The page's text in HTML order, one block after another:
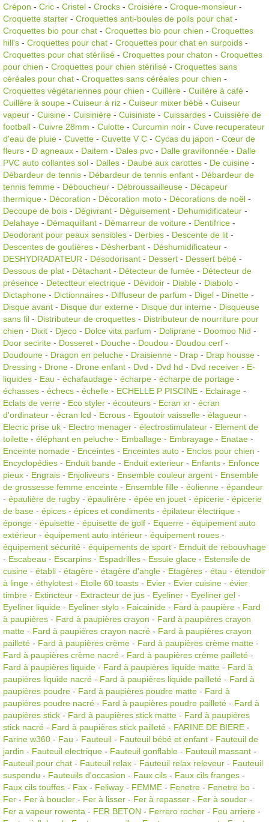
Crépon - Cric - Cristel - Crocks - Croisière - Croque-monsieur -
Croquette starter - Croquettes anti-boules de poils pour chat -
Croquettes bio pour chat - Croquettes bio pour chien - Croquettes
hill's - Croquettes pour chat - Croquettes pour chat en surpoids -
Croquettes pour chat stérilisé - Croquettes pour chaton - Croquettes
pour chien - Croquettes pour chien stérilisé - Croquettes sans
céréales pour chat - Croquettes sans céréales pour chien -
Croquettes végétariennes pour chien - Cuillère - Cuillère à café -
Cuillère à soupe - Cuiseur à riz - Cuiseur mixer bébé - Cuiseur
vapeur - Cuisine - Cuisinière - Cuisiniste - Cuissardes - Cuissière de
football - Cuivre 28mm - Culotte - Curcumin noir - Cuve recuperateur
d'eau de pluie - Cuvette - Cuvette V C - Cycas du japon - Cœur de
fleurs - D agneaux - Daitem - Dales pvc - Dalle gravillonnée - Dalle
PVC auto collantes sol - Dalles - Daube aux carottes - De cuisine -
Débardeur de tennis - Débardeur de tennis enfant - Débardeur de
tennis femme - Déboucheur - Débroussailleuse - Décapeur
thermique - Décoration - Décoration moto - Décorations de noël -
Decoupe de bois - Dégivrant - Déguisement - Dehumidificateur -
Delahaye - Démaquillant - Démarreur de voiture - Dentifrice -
Deodorant pour peaux sensibles - Derbies - Descente de lit -
Descentes de goutières - Désherbant - Déshumidificateur -
DESHYDRADATEUR - Désodorisant - Dessert - Dessert bébé -
Dessous de plat - Détachant - Détecteur de fumée - Détecteur de
présence - Detectteur electrique - Dévidoir - Diable - Diabolo -
Dictaphone - Dictionnaires - Diffuseur de parfum - Digel - Dinette -
Disque avant - Disque dur externe - Disque dur interne - Disqueuse
sans fil - Distributeur de croquettes - Distributeur de nourriture pour
chien - Dixit - Djeco - Dolce vita parfum - Doliprane - Doomoo Nid -
Door secirite - Dosseret - Douche - Doudou - Doudou cerf -
Doudoune - Dragon en peluche - Draisienne - Drap - Drap housse -
Dressing - Drone - Drone enfant - Dvd - Dvd hd - Dvd receiver - E-
liquides - Eau - échafaudage - écharpe - écharpe de portage -
échasses - échecs - échelle - ECHELLE P PISCINE - Eclairage -
Eclats de verre - Eco styler - écouteurs - Ecran xr - écran
d'ordinateur - écran lcd - Ecrous - Egoutoir vaisselle - élagueur -
Elecric prise uk - Electro menager - électrostimulateur - Element de
toilette - éléphant en peluche - Emballage - Embrayage - Enatae -
Enceinte nomade - Enceintes - Enceintes auto - Enclos pour chien -
Encyclopédies - Enduit bande - Enduit exterieur - Enfants - Enfonce
pieux - Engrais - Enjoliveurs - Ensemble couleur argent - Ensemble
de grossesse femme enceinte - Ensemble fille - éolienne - épandeur
- épaulière de rugby - épaulirère - épée en jouet - épicerie - épicerie
de base - épices - épices et condiments - épilateur électrique -
éponge - épuisette - épuisette de golf - Equerre - équipement auto
extérieur - équipement auto intérieur - équipement roues -
équipement sécurité - équipements de sport - Ernduit de rebouvhage
- Escabeau - Escarpins - Espadrilles - Essuie glace - Estensile de
cusine - établi - étagère - étagère d'angle - Etagères - étau - étendoir
à linge - éthylotest - Etoile 60 toasts - Evier - Evier cuisine - évier
timbre - Extincteur - Extracteur de jus - Eyeliner - Eyeliner gel -
Eyeliner liquide - Eyeliner stylo - Faicainide - Fard à paupière - Fard
à paupières - Fard à paupières crayon - Fard à paupières crayon
matte - Fard à paupières crayon nacré - Fard à paupières crayon
pailleté - Fard à paupières crème - Fard à paupières crème matte -
Fard à paupières crème nacré - Fard à paupières crème pailleté -
Fard à paupières liquide - Fard à paupières liquide matte - Fard à
paupières liquide nacré - Fard à paupières liquide pailleté - Fard à
paupières poudre - Fard à paupières poudre matte - Fard à
paupières poudre nacré - Fard à paupières poudre pailleté - Fard à
paupières stick - Fard à paupières stick matte - Fard à paupières
stick nacré - Fard à paupières stick pailleté - FARINE DE BIERE -
Farine w360 - Fau - Fauteuil - Fauteuil bébé et enfant - Fauteuil de
jardin - Fauteuil electrique - Fauteuil gonflable - Fauteuil massant -
Fauteuil pour chat - Fauteuil relax - Fauteuil relax releveur - Fauteuil
suspendu - Fauteuils d'occasion - Faux cils - Faux cils franges -
Faux cils touffes - Fax - Feliway - FEMME - Fenetre - Fenetre bo -
Fer - Fer à boucler - Fer à lisser - Fer à repasser - Fer à souder -
Fer a vapeur rowenta - FER BETON - Ferrero rocher - Feu arriere -